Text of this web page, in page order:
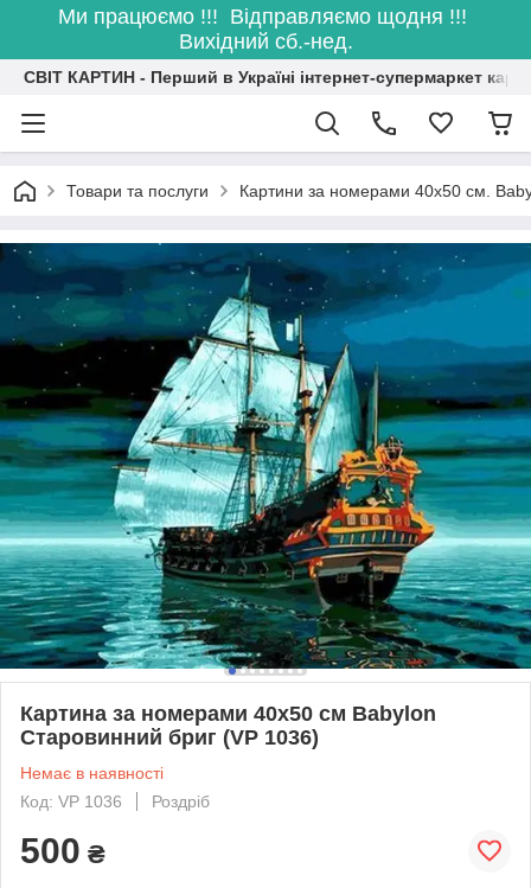
Ми працюємо !!! Відправляємо щодня !!!
Вихідний сб.-нед.
СВІТ КАРТИН - Перший в Україні інтернет-супермаркет
Товари та послуги Картини за номерами 40х50 см.
Картина за номерами 40х50 см Babylon
Старовинний бриг (VP 1036)
Немає в наявності
Код: VP 1036
Роздріб
500 ₴